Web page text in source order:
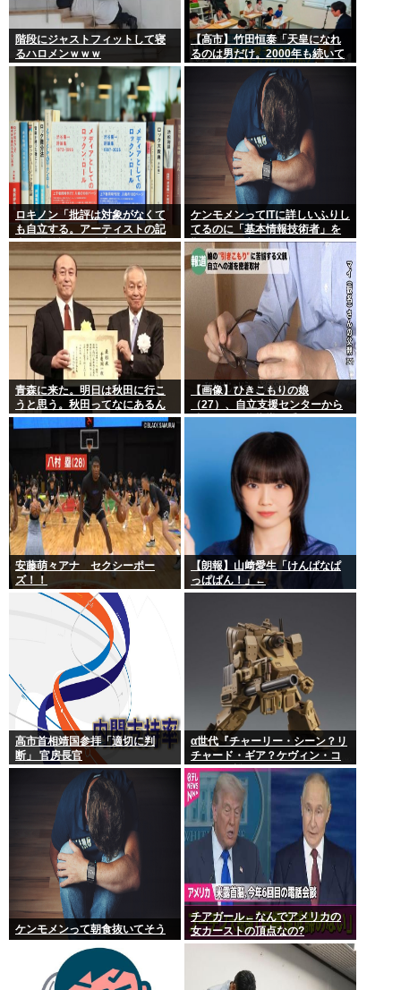
階段にジャストフィットして寝
るハロメンｗｗｗ
【高市】竹田恒泰「天皇になれ
るのは男だけ。2000年も続いて
きた伝統。歌舞伎も女は駄目だ
ロキノン「批評は対象がなくて
も自立する。アーティストの記
事に自分語りしか書かなくても
OK」 これさぁ…
ケンモメンってITに詳しいふりし
てるのに「基本情報技術者」を
難しいって言ってて笑ったわ
青森に来た。明日は秋田に行こ
うと思う。秋田ってなにあるん
だ？
【画像】ひきこもりの娘
（27）、自立支援センターから
酷いスパルタ指導を受けてしま
安藤萌々アナ セクシーポー
ズ！！
【朗報】山﨑愛生「けんぱなぱ
っぱぱん！」←
高市首相靖国参拝「適切に判
断」 官房長官
α世代『チャーリー・シーン？リ
チャード・ギア？ケヴィン・コ
スナー？誰ですかそれ？？』何
故なのか
ケンモメンって朝食抜いてそう
チアガール←なんでアメリカの
女カーストの頂点なの?